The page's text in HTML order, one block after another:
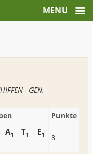
- GEN.
Punkte
–A1 –T1 – E1 8